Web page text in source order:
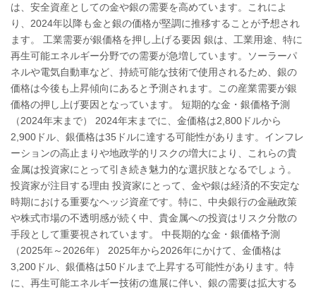
は、安全資産としての金や銀の需要を高めています。これによ
り、2024年以降も金と銀の価格が堅調に推移することが予想され
ます。 工業需要が銀価格を押し上げる要因 銀は、工業用途、特に
再生可能エネルギー分野での需要が急増しています。ソーラーパ
ネルや電気自動車など、持続可能な技術で使用されるため、銀の
価格は今後も上昇傾向にあると予測されます。この産業需要が銀
価格の押し上げ要因となっています。 短期的な金・銀価格予測
（2024年末まで） 2024年末までに、金価格は2,800ドルから
2,900ドル、銀価格は35ドルに達する可能性があります。インフレ
ーションの高止まりや地政学的リスクの増大により、これらの貴
金属は投資家にとって引き続き魅力的な選択肢となるでしょう。
投資家が注目する理由 投資家にとって、金や銀は経済的不安定な
時期における重要なヘッジ資産です。特に、中央銀行の金融政策
や株式市場の不透明感が続く中、貴金属への投資はリスク分散の
手段として重要視されています。 中長期的な金・銀価格予測
（2025年～2026年） 2025年から2026年にかけて、金価格は
3,200ドル、銀価格は50ドルまで上昇する可能性があります。特
に、再生可能エネルギー技術の進展に伴い、銀の需要は拡大する